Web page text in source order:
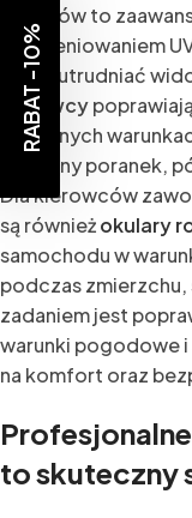
okularów to
promieniowaniem
mogą utrudniać
kierowcy
w trudnych
wczesny poranek,
Dla kierowców
są równieżokulary
samochodu w
podczas zmierzchu,
zadaniem jest
warunki pogodowe
na komfort oraz
to skuteczny
RABAT -10%